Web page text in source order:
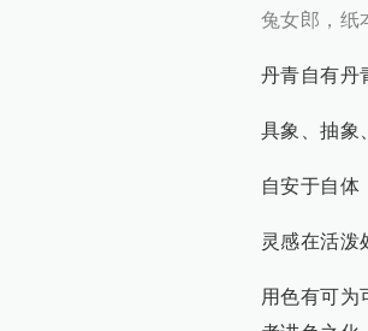
兔女郎，纸
丹青自有丹
具象、抽象
自安于自体
灵感在活泼
用色有可为